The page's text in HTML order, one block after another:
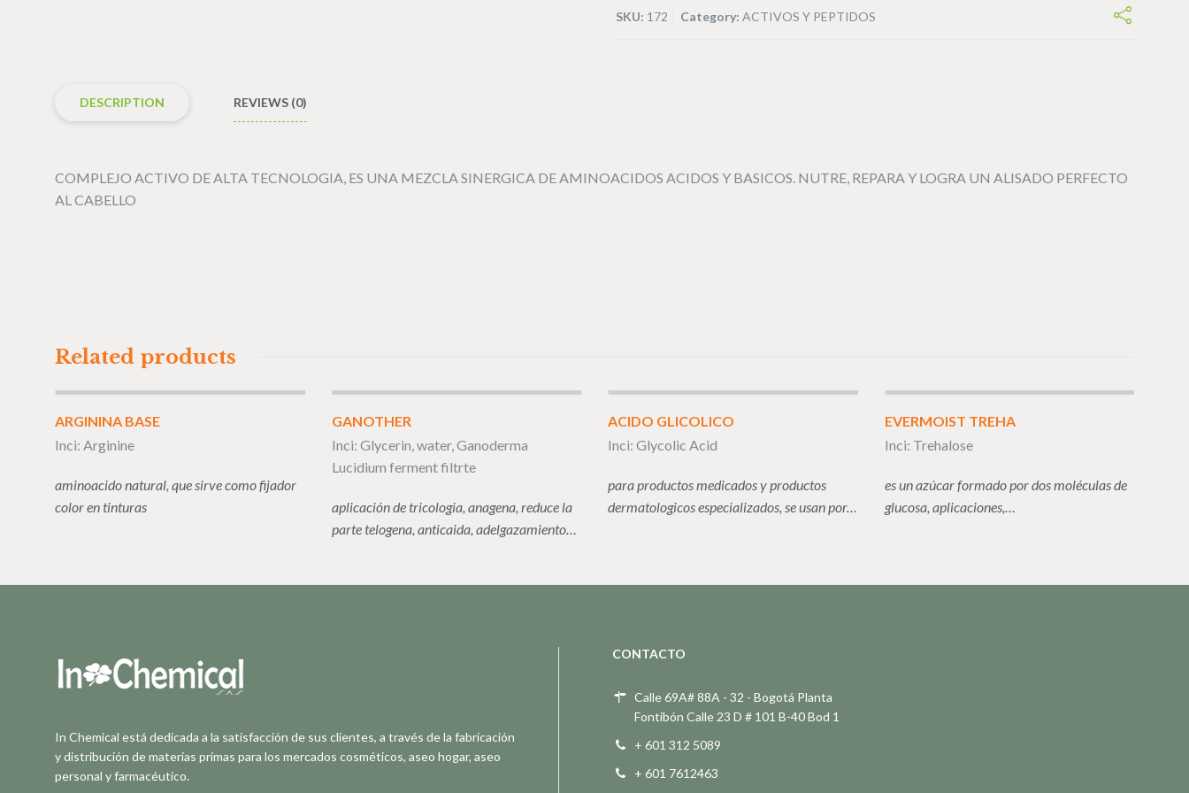
SKU: 172 Category:ACTIVOS Y PEPTIDOS
DESCRIPTION REVIEWS (0)
COMPLEJO ACTIVO DE ALTA TECNOLOGIA, ES UNA MEZCLA SINERGICA DE AMINOACIDOS ACIDOS Y BASICOS. NUTRE, REPARA Y LOGRA UN ALISADO PERFECTO
AL CABELLO
Related products
ARGININA BASE
Inci: Arginine
aminoacido natural, que sirve como fijador
color en tinturas
GANOTHER
Inci: Glycerin, water, Ganoderma
Lucidium ferment filtrte
aplicación de tricologia, anagena, reduce la
parte telogena, anticaida, adelgazamiento…
ACIDO GLICOLICO
Inci: Glycolic Acid
para productos medicados y productos
dermatologicos especializados, se usan por…
EVERMOIST TREHA
Inci: Trehalose
es un azúcar formado por dos moléculas de
glucosa, aplicaciones,…
In Chemical está dedicada a la satisfacción de sus clientes, a través de la fabricación
y distribución de materias primas para los mercados cosméticos, aseo hogar, aseo
personal y farmacéutico.
CONTACTO
Calle 69A# 88A - 32 - Bogotá Planta
Fontibón Calle 23 D # 101 B-40 Bod 1
+ 601 312 5089
+ 601 7612463